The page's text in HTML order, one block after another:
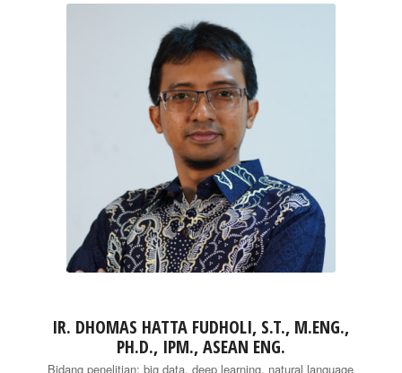
IR. DHOMAS HATTA FUDHOLI, S.T., M.ENG.,
PH.D., IPM., ASEAN ENG.
Bidang penelitian: big data, deep learning, natural language